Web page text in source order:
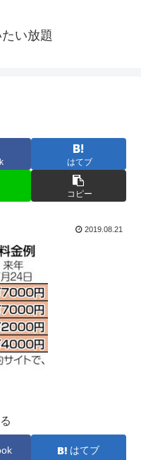
い放題
はてブ
コピー
2019.08.21
はてブ